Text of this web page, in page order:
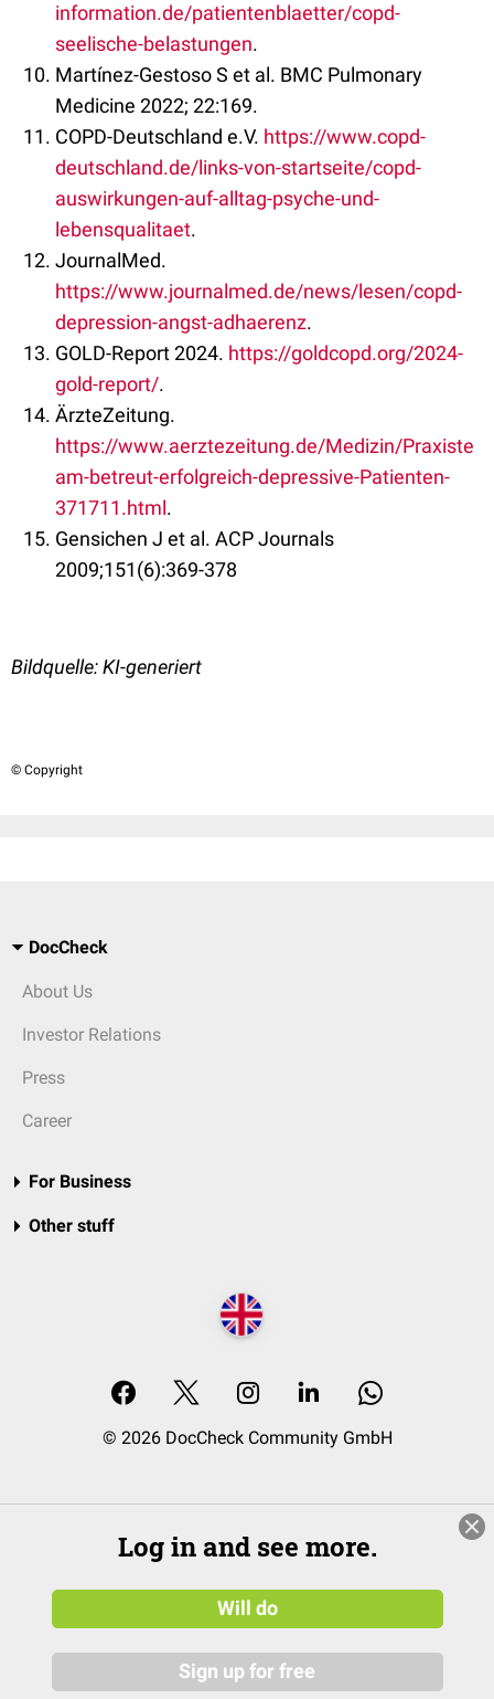
information.de/patientenblaetter/copd-
seelische-belastungen.
Martínez-Gestoso S et al. BMC Pulmonary
Medicine 2022; 22:169.
COPD-Deutschland e.V. https://www.copd-
deutschland.de/links-von-startseite/copd-
auswirkungen-auf-alltag-psyche-und-
lebensqualitaet.
JournalMed.
https://www.journalmed.de/news/lesen/copd-
depression-angst-adhaerenz.
GOLD-Report 2024. https://goldcopd.org/2024-
gold-report/.
ÄrzteZeitung.
https://www.aerztezeitung.de/Medizin/Praxiste
am-betreut-erfolgreich-depressive-Patienten-
371711.html.
Gensichen J et al. ACP Journals
2009;151(6):369-378
Bildquelle: KI-generiert
© Copyright
DocCheck
About Us
Investor Relations
Press
Career
For Business
Other stuff
© 2026 DocCheck Community GmbH
Log in and see more.
Will do
Sign up for free